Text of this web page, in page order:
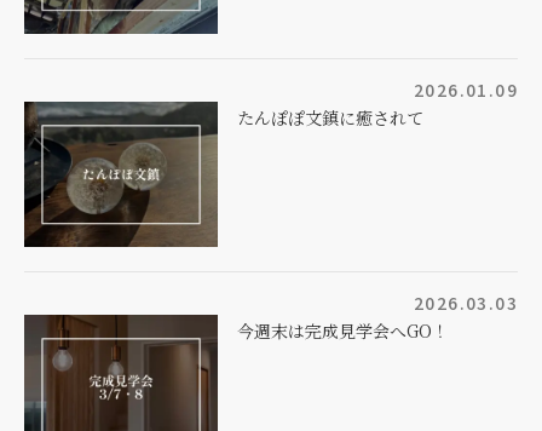
2026.01.09
たんぽぽ文鎮に癒されて
2026.03.03
今週末は完成見学会へGO！